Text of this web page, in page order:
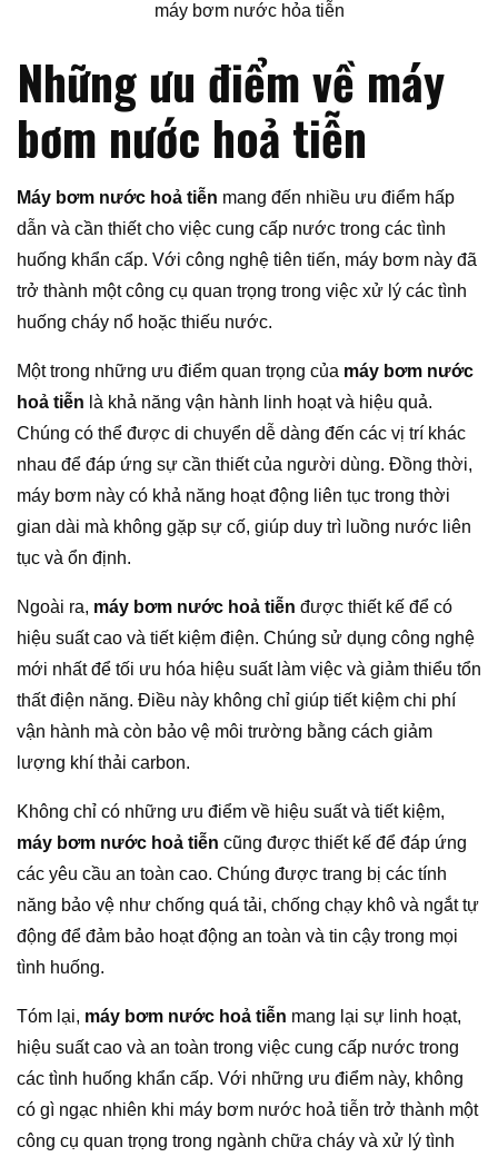
máy bơm nước hỏa tiễn
Những ưu điểm về máy
bơm nước hoả tiễn
Máy bơm nước hoả tiễn mang đến nhiều ưu điểm hấp
dẫn và cần thiết cho việc cung cấp nước trong các tình
huống khẩn cấp. Với công nghệ tiên tiến, máy bơm này đã
trở thành một công cụ quan trọng trong việc xử lý các tình
huống cháy nổ hoặc thiếu nước.
Một trong những ưu điểm quan trọng của máy bơm nước
hoả tiễn là khả năng vận hành linh hoạt và hiệu quả.
Chúng có thể được di chuyển dễ dàng đến các vị trí khác
nhau để đáp ứng sự cần thiết của người dùng. Đồng thời,
máy bơm này có khả năng hoạt động liên tục trong thời
gian dài mà không gặp sự cố, giúp duy trì luồng nước liên
tục và ổn định.
Ngoài ra, máy bơm nước hoả tiễn được thiết kế để có
hiệu suất cao và tiết kiệm điện. Chúng sử dụng công nghệ
mới nhất để tối ưu hóa hiệu suất làm việc và giảm thiểu tổn
thất điện năng. Điều này không chỉ giúp tiết kiệm chi phí
vận hành mà còn bảo vệ môi trường bằng cách giảm
lượng khí thải carbon.
Không chỉ có những ưu điểm về hiệu suất và tiết kiệm,
máy bơm nước hoả tiễn cũng được thiết kế để đáp ứng
các yêu cầu an toàn cao. Chúng được trang bị các tính
năng bảo vệ như chống quá tải, chống chạy khô và ngắt tự
động để đảm bảo hoạt động an toàn và tin cậy trong mọi
tình huống.
Tóm lại, máy bơm nước hoả tiễn mang lại sự linh hoạt,
hiệu suất cao và an toàn trong việc cung cấp nước trong
các tình huống khẩn cấp. Với những ưu điểm này, không
có gì ngạc nhiên khi máy bơm nước hoả tiễn trở thành một
công cụ quan trọng trong ngành chữa cháy và xử lý tình